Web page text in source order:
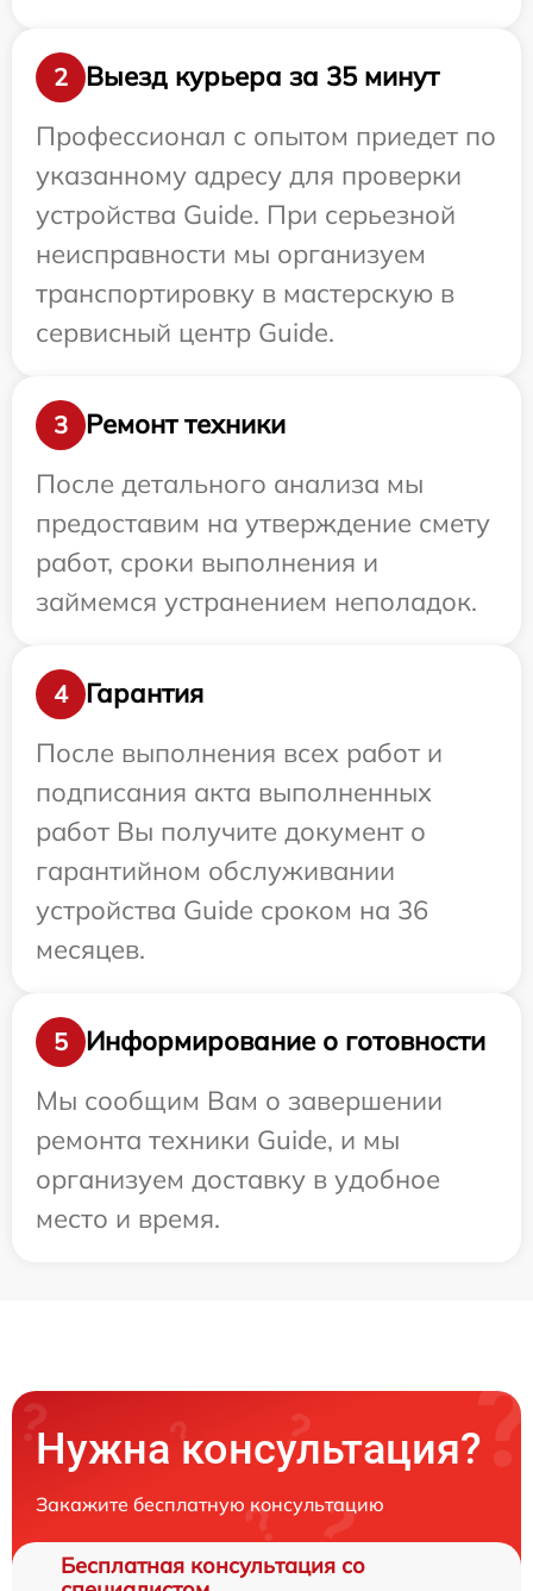
2
Выезд курьера за 35 минут
Профессионал с опытом приедет по
указанному адресу для проверки
устройства Guide. При серьезной
неисправности мы организуем
транспортировку в мастерскую в
сервисный центр Guide.
3
Ремонт техники
После детального анализа мы
предоставим на утверждение смету
работ, сроки выполнения и
займемся устранением неполадок.
4
Гарантия
После выполнения всех работ и
подписания акта выполненных
работ Вы получите документ о
гарантийном обслуживании
устройства Guide сроком на 36
месяцев.
5
Информирование о готовности
Мы сообщим Вам о завершении
ремонта техники Guide, и мы
организуем доставку в удобное
место и время.
Нужна консультация?
Закажите бесплатную консультацию
Бесплатная консультация со